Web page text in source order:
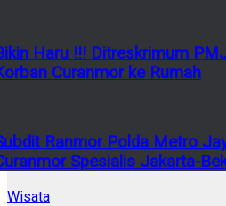
Haru !!! Ditreskrimum
Curanmor ke Rumah
Ranmor Polda Metro
Spesialis Jakarta-
Wisata